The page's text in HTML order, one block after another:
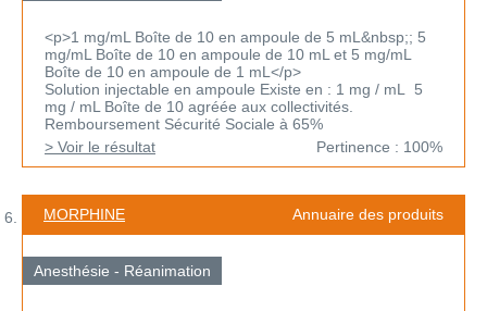
<p>1 mg/mL Boîte de 10 en ampoule de 5 mL&nbsp;; 5
mg/mL Boîte de 10 en ampoule de 10 mL et 5 mg/mL
Boîte de 10 en ampoule de 1 mL</p>
Solution injectable en ampoule Existe en : 1 mg / mL 5
mg / mL Boîte de 10 agréée aux collectivités.
Remboursement Sécurité Sociale à 65%
> Voir le résultat
Pertinence : 100%
MORPHINE Annuaire des produits
Anesthésie - Réanimation